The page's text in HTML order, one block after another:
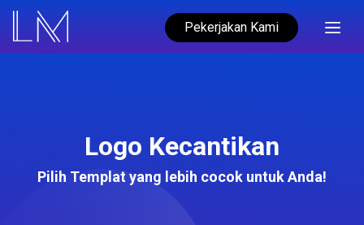
Pekerjakan Kami
Logo Kecantikan
Pilih Templat yang lebih cocok untuk Anda!